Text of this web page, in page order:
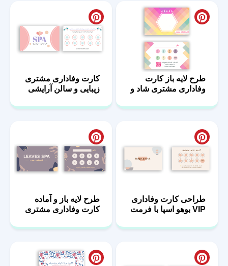
طرح لایه باز کارت
وفاداری مشتری شاد و
کارت وفاداری مشتری
زیبایی و سالن آرایشی
طراحی کارت وفاداری
VIP بوهو اسپا با فرمت
طرح لایه باز و آماده
کارت وفاداری مشتری